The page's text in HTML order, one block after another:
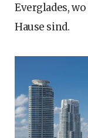
Everglades,
Hause sind.